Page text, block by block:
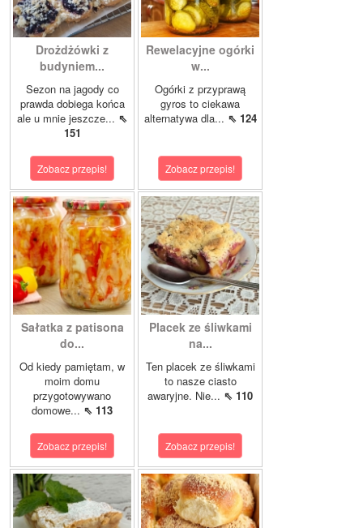
Drożdżówki z
budyniem...
Sezon na jagody co
prawda dobiega końca
ale u mnie jeszcze... ⇖
151
Zobacz przepis!
Rewelacyjne ogórki
w...
Ogórki z przyprawą
gyros to ciekawa
alternatywa dla... ⇖ 124
Zobacz przepis!
Sałatka z patisona
do...
Od kiedy pamiętam, w
moim domu
przygotowywano
domowe... ⇖ 113
Zobacz przepis!
Placek ze śliwkami
na...
Ten placek ze śliwkami
to nasze ciasto
awaryjne. Nie... ⇖ 110
Zobacz przepis!